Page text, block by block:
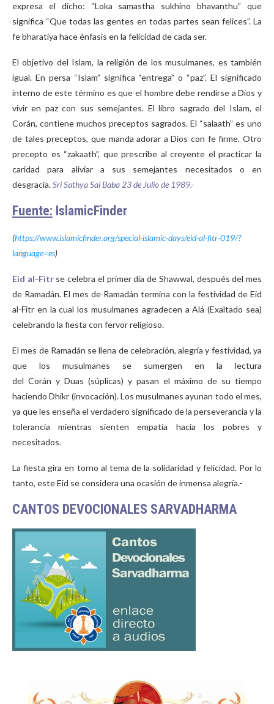
expresa el dicho: “Loka samastha sukhino bhavanthu” que
significa “Que todas las gentes en todas partes sean felices”. La
fe bharatiya hace énfasis en la felicidad de cada ser.
El objetivo del Islam, la religión de los musulmanes, es también
igual. En persa “Islam” significa “entrega” o “paz”. El significado
interno de este término es que el hombre debe rendirse a Dios y
vivir en paz con sus semejantes. El libro sagrado del Islam, el
Corán, contiene muchos preceptos sagrados. El “salaath” es uno
de tales preceptos, que manda adorar a Dios con fe firme. Otro
precepto es “zakaath”, que prescribe al creyente el practicar la
caridad para aliviar a sus semejantes necesitados o en
desgracia.Sri Sathya Sai Baba 23 de Julio de 1989.-
Fuente: IslamicFinder
(https://www.islamicfinder.org/special-islamic-days/eid-al-fitr-019/?
language=es)
Eid al-Fitr se celebra el primer día de Shawwal, después del mes
de Ramadán. El mes de Ramadán termina con la festividad de Eid
al-Fitr en la cual los musulmanes agradecen a Alá (Exaltado sea)
celebrando la fiesta con fervor religioso.
El mes de Ramadán se llena de celebración, alegría y festividad, ya
que los musulmanes se sumergen en la lectura
del Corán y Duas (súplicas) y pasan el máximo de su tiempo
haciendo Dhikr (invocación). Los musulmanes ayunan todo el mes,
ya que les enseña el verdadero significado de la perseverancia y la
tolerancia mientras sienten empatía hacia los pobres y
necesitados.
La fiesta gira en torno al tema de la solidaridad y felicidad. Por lo
tanto, este Eid se considera una ocasión de inmensa alegría.-
CANTOS DEVOCIONALES SARVADHARMA